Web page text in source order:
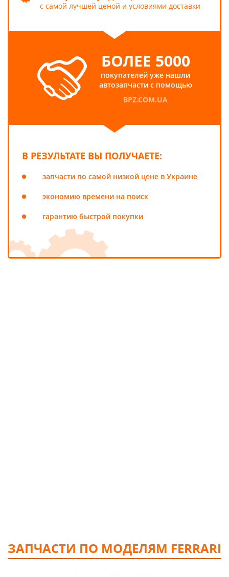
с самой лучшей ценой и условиями доставки
БОЛЕЕ 5000
покупателей уже нашли
автозапчасти с помощью
BPZ.COM.UA
В РЕЗУЛЬТАТЕ ВЫ ПОЛУЧАЕТЕ:
запчасти по самой низкой цене в Украине
экономию времени на поиск
гарантию быстрой покупки
ЗАПЧАСТИ ПО МОДЕЛЯМ FERRARI